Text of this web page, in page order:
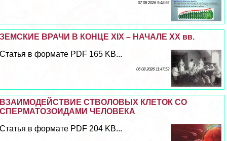
07 08 2026 9:48:55
ЗЕМСКИЕ ВРАЧИ В КОНЦЕ XIX – НАЧАЛЕ XX вв.
Статья в формате PDF 165 KB...
06 08 2026 11:47:53
ВЗАИМОДЕЙСТВИЕ СТВОЛОВЫХ КЛЕТОК СО
СПЕРМАТОЗОИДАМИ ЧЕЛОВЕКА
Статья в формате PDF 204 KB...